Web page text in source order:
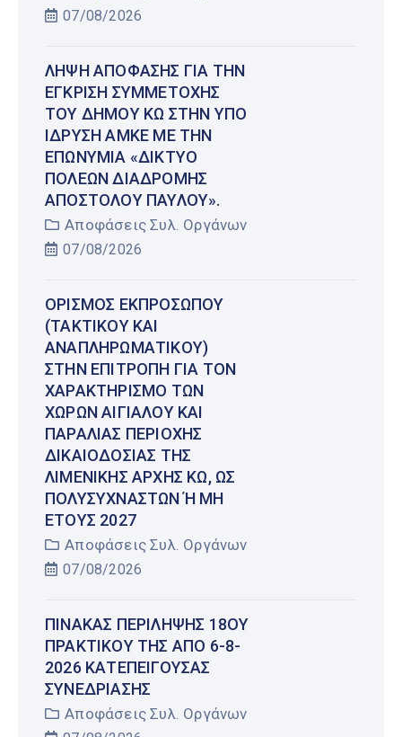
07/08/2026
ΛΉΨΗ ΑΠΌΦΑΣΗΣ ΓΙΑ ΤΗΝ
ΈΓΚΡΙΣΗ ΣΥΜΜΕΤΟΧΉΣ
ΤΟΥ ΔΉΜΟΥ ΚΩ ΣΤΗΝ ΥΠΌ
ΊΔΡΥΣΗ ΑΜΚΕ ΜΕ ΤΗΝ
ΕΠΩΝΥΜΊΑ «ΔΊΚΤΥΟ
ΠΌΛΕΩΝ ΔΙΑΔΡΟΜΉΣ
ΑΠΟΣΤΌΛΟΥ ΠΑΎΛΟΥ».
Αποφάσεις Συλ. Οργάνων
07/08/2026
ΟΡΙΣΜΌΣ ΕΚΠΡΟΣΏΠΟΥ
(ΤΑΚΤΙΚΟΎ ΚΑΙ
ΑΝΑΠΛΗΡΩΜΑΤΙΚΟΎ)
ΣΤΗΝ ΕΠΙΤΡΟΠΉ ΓΙΑ ΤΟΝ
ΧΑΡΑΚΤΗΡΙΣΜΌ ΤΩΝ
ΧΏΡΩΝ ΑΙΓΙΑΛΟΎ ΚΑΙ
ΠΑΡΑΛΊΑΣ ΠΕΡΙΟΧΉΣ
ΔΙΚΑΙΟΔΟΣΊΑΣ ΤΗΣ
ΛΙΜΕΝΙΚΉΣ ΑΡΧΉΣ ΚΩ, ΩΣ
ΠΟΛΥΣΎΧΝΑΣΤΩΝ Ή ΜΗ Έ
ΤΟΥΣ 2027
Αποφάσεις Συλ. Οργάνων
07/08/2026
ΠΊΝΑΚΑΣ ΠΕΡΊΛΗΨΗΣ 18ΟΥ
ΠΡΑΚΤΙΚΟΎ ΤΗΣ ΑΠΌ 6-8-
2026 ΚΑΤΕΠΕΊΓΟΥΣΑΣ
ΣΥΝΕΔΡΊΑΣΗΣ
Αποφάσεις Συλ. Οργάνων